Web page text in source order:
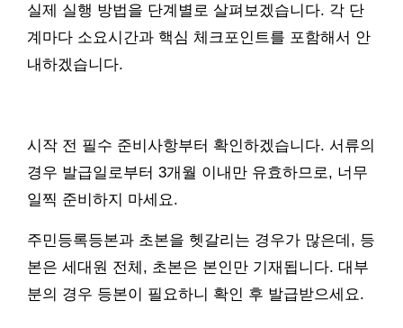
실제 실행 방법을 단계별로 살펴보겠습니다. 각 단
계마다 소요시간과 핵심 체크포인트를 포함해서 안
내하겠습니다.
시작 전 필수 준비사항부터 확인하겠습니다. 서류의
경우 발급일로부터 3개월 이내만 유효하므로, 너무
일찍 준비하지 마세요.
주민등록등본과 초본을 헷갈리는 경우가 많은데, 등
본은 세대원 전체, 초본은 본인만 기재됩니다. 대부
분의 경우 등본이 필요하니 확인 후 발급받으세요.